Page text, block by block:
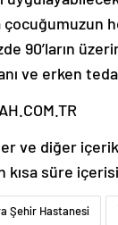
90’ların
ve erken
ve diğer
süre
Şehir Hastanesi